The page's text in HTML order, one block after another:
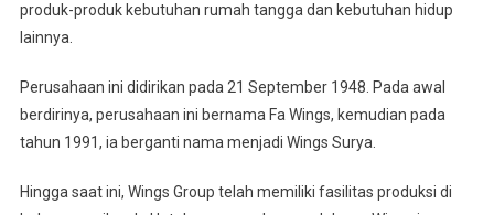
produk-produk kebutuhan rumah tangga dan kebutuhan hidup
lainnya.
Perusahaan ini didirikan pada 21 September 1948. Pada awal
berdirinya, perusahaan ini bernama Fa Wings, kemudian pada
tahun 1991, ia berganti nama menjadi Wings Surya.
Hingga saat ini, Wings Group telah memiliki fasilitas produksi di